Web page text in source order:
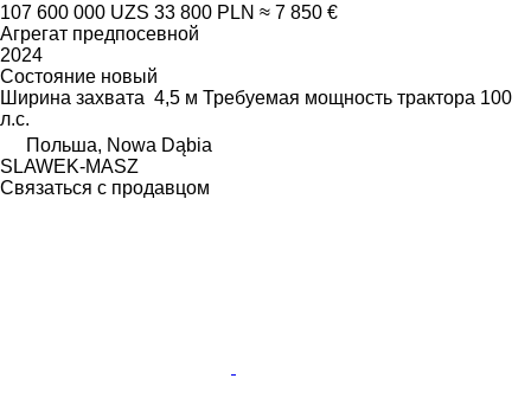
107 600 000 UZS 33 800 PLN ≈ 7 850 €
Агрегат предпосевной
2024
Состояние новый
Ширина захвата 4,5 м Требуемая мощность трактора 100
л.с.
Польша, Nowa Dąbia
SLAWEK-MASZ
Связаться с продавцом